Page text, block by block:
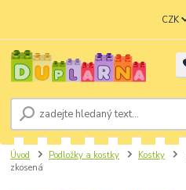
CZK
Úvod Podložky a kostky Kostky
zkosená